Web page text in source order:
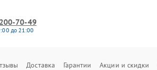
70-49
до 21:00
Доставка Гарантии Акции и скидки